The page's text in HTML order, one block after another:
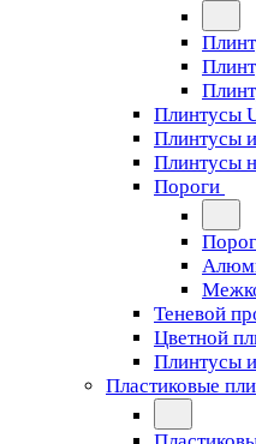
Плинтусы
Плинтусы
Плинтусы
Пороги
Теневой
Цветной
Плинтусы
Пластиковые